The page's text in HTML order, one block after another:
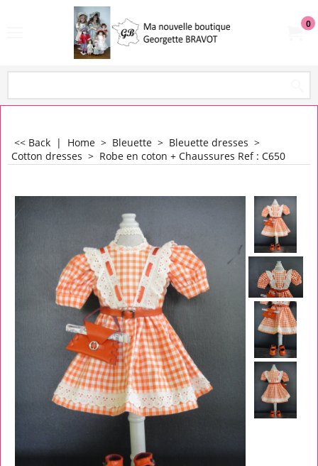
0
<< Back | Home > Bleuette > Bleuette dresses >
Cotton dresses > Robe en coton + Chaussures Ref : C650